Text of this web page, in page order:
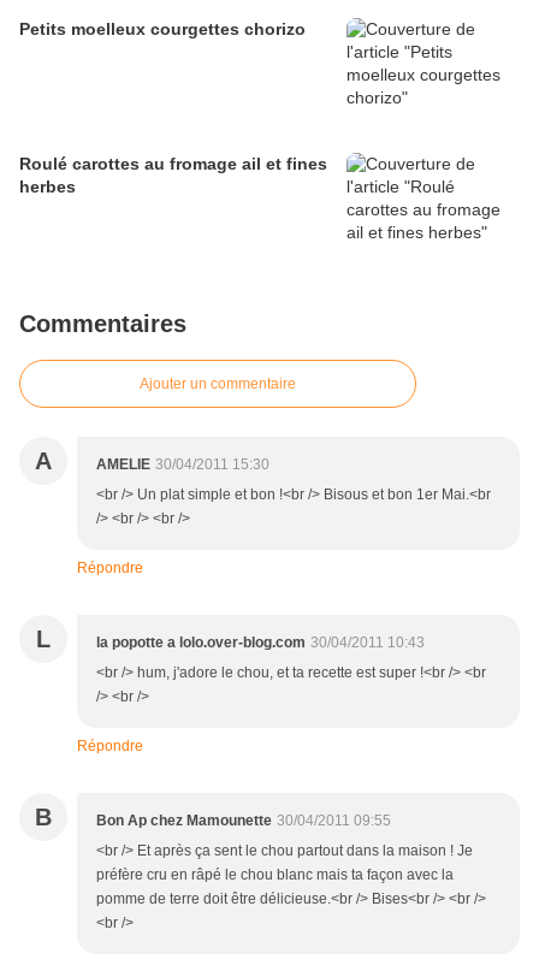
Petits moelleux courgettes chorizo
Roulé carottes au fromage ail et fines
herbes
Commentaires
Ajouter un commentaire
A AMELIE 30/04/2011 15:30
<br /> Un plat simple et bon !<br /> Bisous et bon 1er Mai.<br
/> <br /> <br />
Répondre
L la popotte a lolo.over-blog.com 30/04/2011 10:43
<br /> hum, j'adore le chou, et ta recette est super !<br /> <br
/> <br />
Répondre
B Bon Ap chez Mamounette 30/04/2011 09:55
<br /> Et après ça sent le chou partout dans la maison ! Je
préfère cru en râpé le chou blanc mais ta façon avec la
pomme de terre doit être délicieuse.<br /> Bises<br /> <br />
<br />